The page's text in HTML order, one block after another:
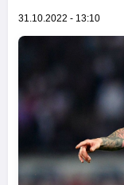
31.10.2022 - 13:10